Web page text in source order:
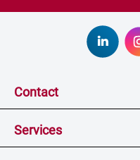
Contact
Services